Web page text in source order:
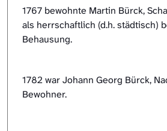
1767 bewohnte Martin Bürck,
als herrschaftlich (d.h. städtisch)
Behausung.
1782 war Johann Georg Bürck,
Bewohner.